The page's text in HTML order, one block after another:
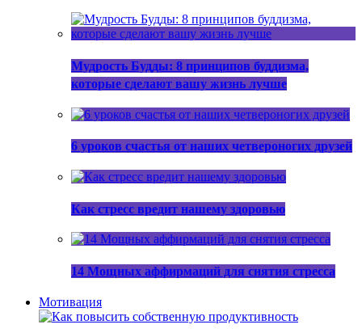
Мудрость Будды: 8 принципов буддизма,
которые сделают вашу жизнь лучше
6 уроков счастья от наших четвероногих друзей
Как стресс вредит нашему здоровью
14 Мощных аффирмаций для снятия стресса
Мотивация